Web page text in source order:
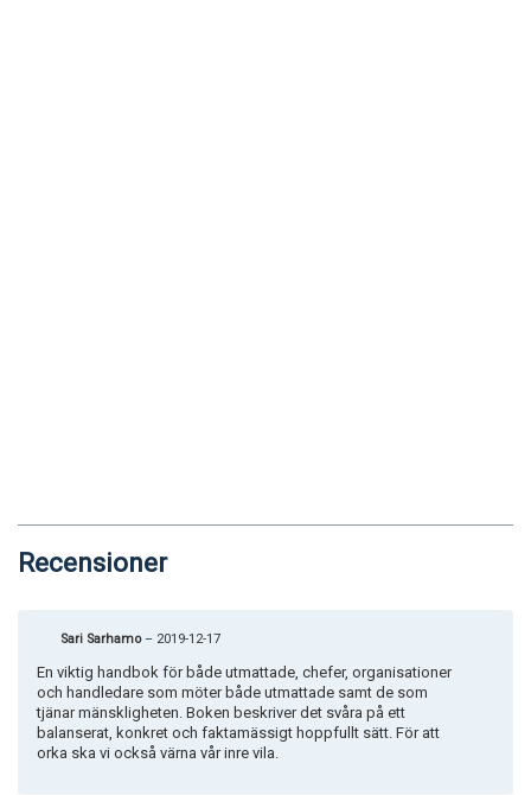
Recensioner
Sari Sarhamo – 2019-12-17
En viktig handbok för både utmattade, chefer, organisationer
och handledare som möter både utmattade samt de som
tjänar mänskligheten. Boken beskriver det svåra på ett
balanserat, konkret och faktamässigt hoppfullt sätt. För att
orka ska vi också värna vår inre vila.